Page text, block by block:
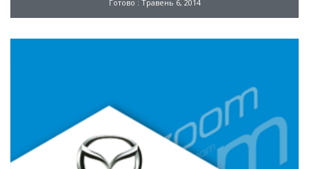
Готово : Травень 6, 2014